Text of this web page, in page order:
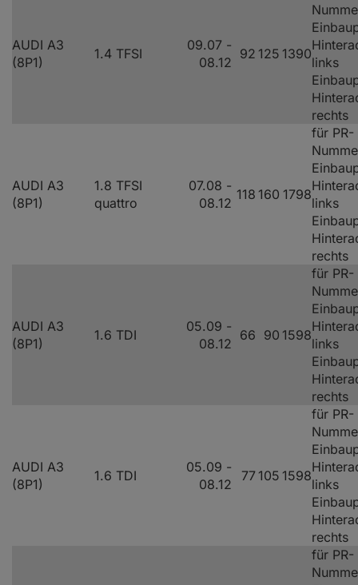
AUDI A3
(8P1)
1.4 TFSI
09.07 -
08.12
92 125 1390
links
rechts
AUDI A3
(8P1)
1.8 TFSI
quattro
07.08 -
08.12
118 160 1798
für PR-
links
rechts
AUDI A3
(8P1)
1.6 TDI
05.09 -
08.12
66 90 1598
für PR-
links
rechts
AUDI A3
(8P1)
1.6 TDI
05.09 -
08.12
77 105 1598
für PR-
links
rechts
für PR-